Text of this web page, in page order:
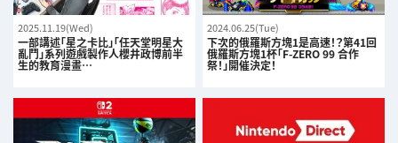
2025.11.19(Wed)
一部講述「星之卡比」「任天堂明星大
亂鬥」系列遊戲製作人櫻井政博前半
生的教育漫畫…
2024.06.25(Tue)
下次的俄羅斯方塊1是高速！？第41回
俄羅斯方塊1杯「F-ZERO 99 合作
祭！」開催決定！